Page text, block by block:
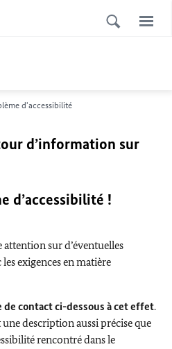
d'accessibilité
d’information sur
d’accessibilité !
sur d’éventuelles
exigences en matière
contact ci-dessous à cet effet.
description aussi précise que
rencontré dans le